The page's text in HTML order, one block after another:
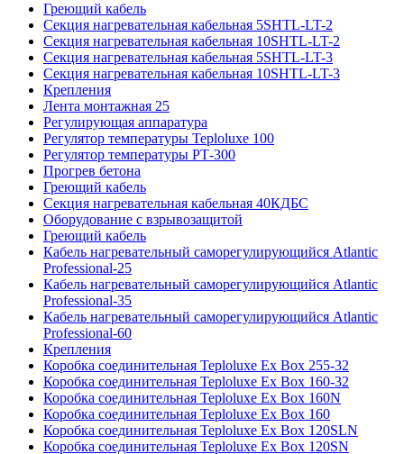
Греющий кабель
Секция нагревательная кабельная 5SHTL-LT-2
Секция нагревательная кабельная 10SHTL-LT-2
Секция нагревательная кабельная 5SHTL-LT-3
Секция нагревательная кабельная 10SHTL-LT-3
Крепления
Лента монтажная 25
Регулирующая аппаратура
Регулятор температуры Teploluxe 100
Регулятор температуры РТ-300
Прогрев бетона
Греющий кабель
Секция нагревательная кабельная 40КДБС
Оборудование с взрывозащитой
Греющий кабель
Кабель нагревательный саморегулирующийся Atlantic
Professional-25
Кабель нагревательный саморегулирующийся Atlantic
Professional-35
Кабель нагревательный саморегулирующийся Atlantic
Professional-60
Крепления
Коробка соединительная Teploluxe Ex Box 255-32
Коробка соединительная Teploluxe Ex Box 160-32
Коробка соединительная Teploluxe Ex Box 160N
Коробка соединительная Teploluxe Ex Box 160
Коробка соединительная Teploluxe Ex Box 120SLN
Коробка соединительная Teploluxe Ex Box 120SN